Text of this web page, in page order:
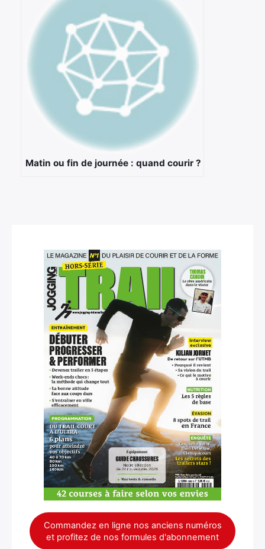
Matin ou fin de journée : quand courir ?
Commandez en ligne nos anciens numéros
et profitez de nos formules d'abonnement